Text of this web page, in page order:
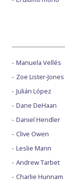
Manuela Vellés
Zoe Lister-Jones
Julián López
Dane DeHaan
Daniel Hendler
Clive Owen
Leslie Mann
Andrew Tarbet
Charlie Hunnam